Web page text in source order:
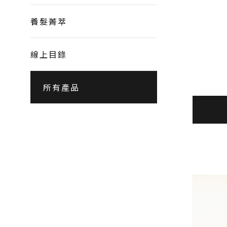
養髮菁萃
線上目錄
所有產品